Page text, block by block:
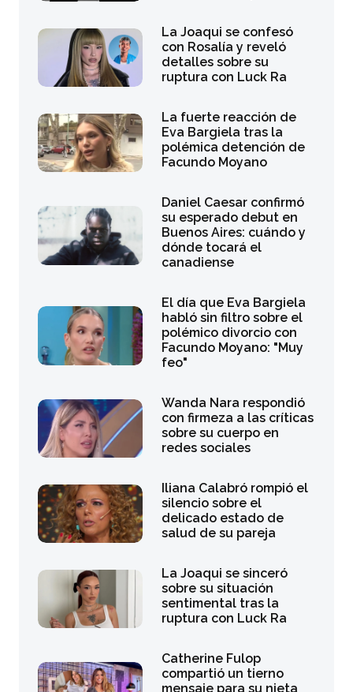
La Joaqui se confesó
con Rosalía y reveló
detalles sobre su
ruptura con Luck Ra
La fuerte reacción de
Eva Bargiela tras la
polémica detención de
Facundo Moyano
Daniel Caesar confirmó
su esperado debut en
Buenos Aires: cuándo y
dónde tocará el
canadiense
El día que Eva Bargiela
habló sin filtro sobre el
polémico divorcio con
Facundo Moyano: "Muy
feo"
Wanda Nara respondió
con firmeza a las críticas
sobre su cuerpo en
redes sociales
Iliana Calabró rompió el
silencio sobre el
delicado estado de
salud de su pareja
La Joaqui se sinceró
sobre su situación
sentimental tras la
ruptura con Luck Ra
Catherine Fulop
compartió un tierno
mensaje para su nieta